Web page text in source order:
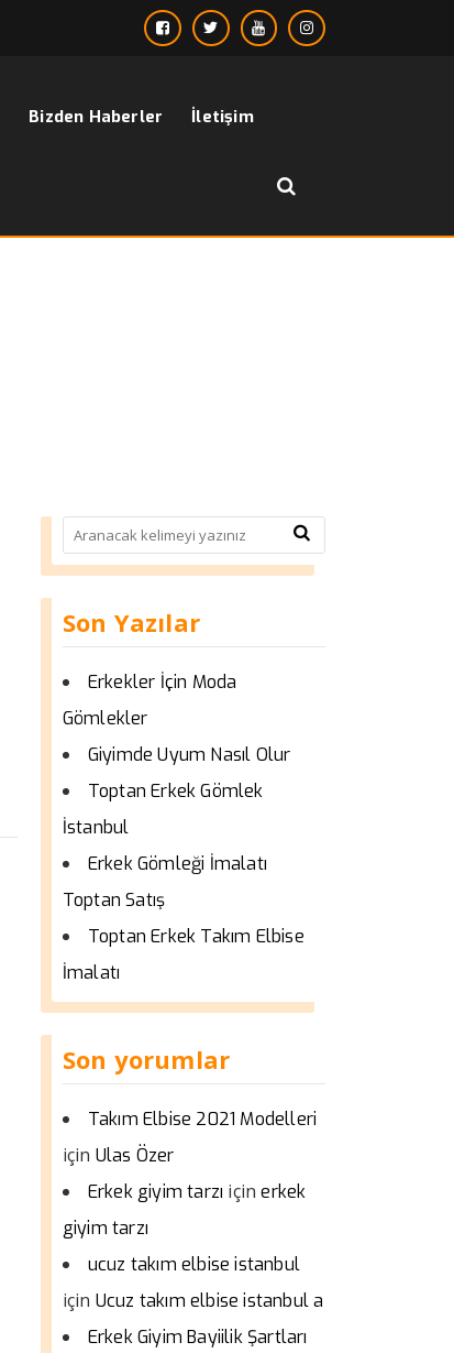
Bizden Haberler İletişim
Son Yazılar
Erkekler İçin Moda
Gömlekler
Giyimde Uyum Nasıl Olur
Toptan Erkek Gömlek
İstanbul
Erkek Gömleği İmalatı
Toptan Satış
Toptan Erkek Takım Elbise
İmalatı
Son yorumlar
Takım Elbise 2021 Modelleri
için Ulas Özer
Erkek giyim tarzı içinerkek
giyim tarzı
ucuz takım elbise istanbul
için Ucuz takım elbise istanbul a
Erkek Giyim Bayiilik Şartları